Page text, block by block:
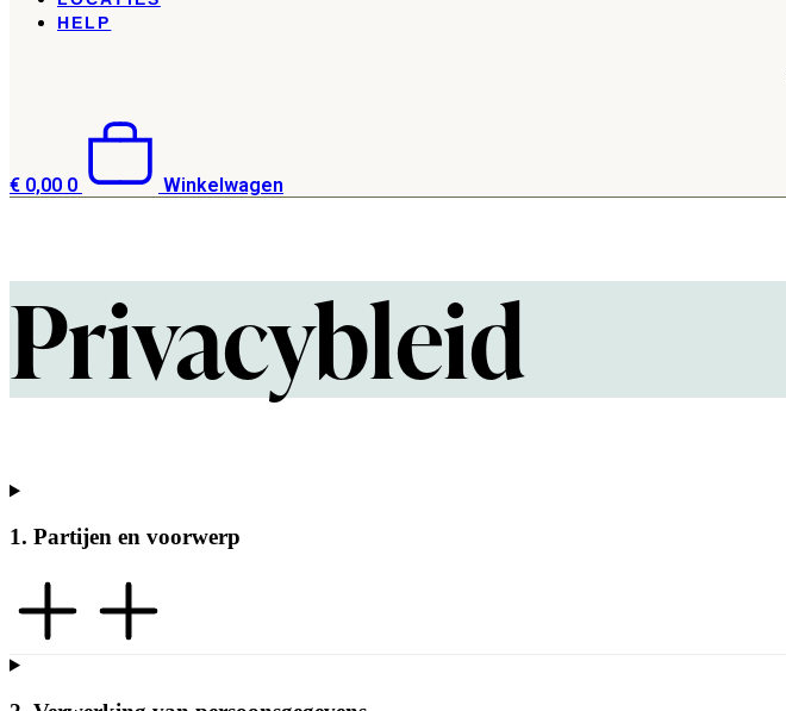
HELP
€ 0,00 0 Winkelwagen
Privacybleid
1. Partijen en voorwerp